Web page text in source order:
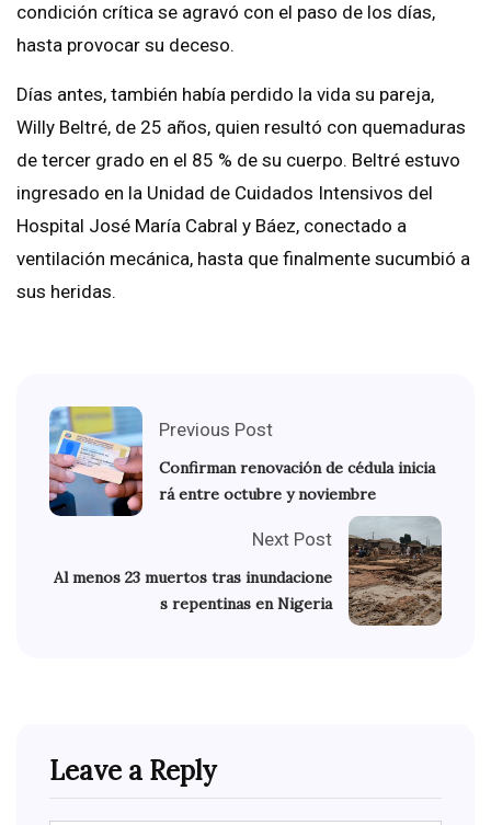
condición crítica se agravó con el paso de los días,
hasta provocar su deceso.
Días antes, también había perdido la vida su pareja,
Willy Beltré, de 25 años, quien resultó con quemaduras
de tercer grado en el 85 % de su cuerpo. Beltré estuvo
ingresado en la Unidad de Cuidados Intensivos del
Hospital José María Cabral y Báez, conectado a
ventilación mecánica, hasta que finalmente sucumbió a
sus heridas.
Previous Post
Confirman renovación de cédula inicia
rá entre octubre y noviembre
Next Post
Al menos 23 muertos tras inundacione
s repentinas en Nigeria
Leave a Reply